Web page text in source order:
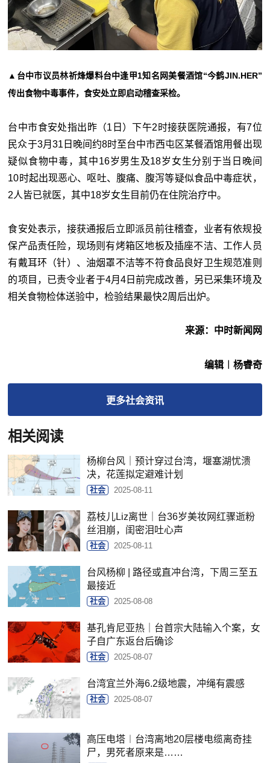
▲台中市议员林祈烽爆料台中逢甲1知名网美餐酒馆“今鹤JIN.HER”
传出食物中毒事件，食安处立即启动稽查采检。
台中市食安处指出昨（1日）下午2时接获医院通报，有7位
民众于3月31日晚间约8时至台中市西屯区某餐酒馆用餐出现
疑似食物中毒，其中16岁男生及18岁女生分别于当日晚间
10时起出现恶心、呕吐、腹痛、腹泻等疑似食品中毒症状，
2人皆已就医，其中18岁女生目前仍在住院治疗中。
食安处表示，接获通报后立即派员前往稽查，业者有依规投
保产品责任险，现场则有烤箱区地板及插座不洁、工作人员
有戴耳环（针）、油烟罩不洁等不符食品良好卫生规范准则
的项目，已责令业者于4月4日前完成改善，另已采集环境及
相关食物检体送验中，检验结果最快2周后出炉。
来源：中时新闻网
编辑︱杨睿奇
更多社会资讯
相关阅读
杨柳台风｜预计穿过台湾，堰塞湖忧溃
决，花莲拟定避难计划
社会 2025-08-11
荔枝儿Liz离世｜台36岁美妆网红骤逝粉
丝泪崩，闺密泪吐心声
社会 2025-08-11
台风杨柳 | 路径或直冲台湾，下周三至五
最接近
社会 2025-08-08
基孔肯尼亚热｜台首宗大陆输入个案，女
子自广东返台后确诊
社会 2025-08-07
台湾宜兰外海6.2级地震，冲绳有震感
社会 2025-08-07
高压电塔︱台湾离地20层楼电缆离奇挂
尸，男死者原来是……